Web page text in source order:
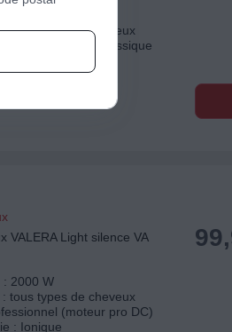
tous types de cheveux
(moteur classique
: Ionique
VALERA Light silence VA
: 2000 W
tous types de cheveux
(moteur pro DC)
: Ionique